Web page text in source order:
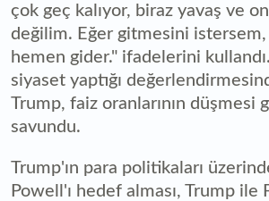
çok geç kalıyor, biraz yavaş ve
değilim. Eğer gitmesini istersem,
hemen gider." ifadelerini
siyaset yaptığı
Trump, faiz oranlarının düşmesi
savundu.
Trump'ın para politikaları
Powell'ı hedef alması, Trump ile